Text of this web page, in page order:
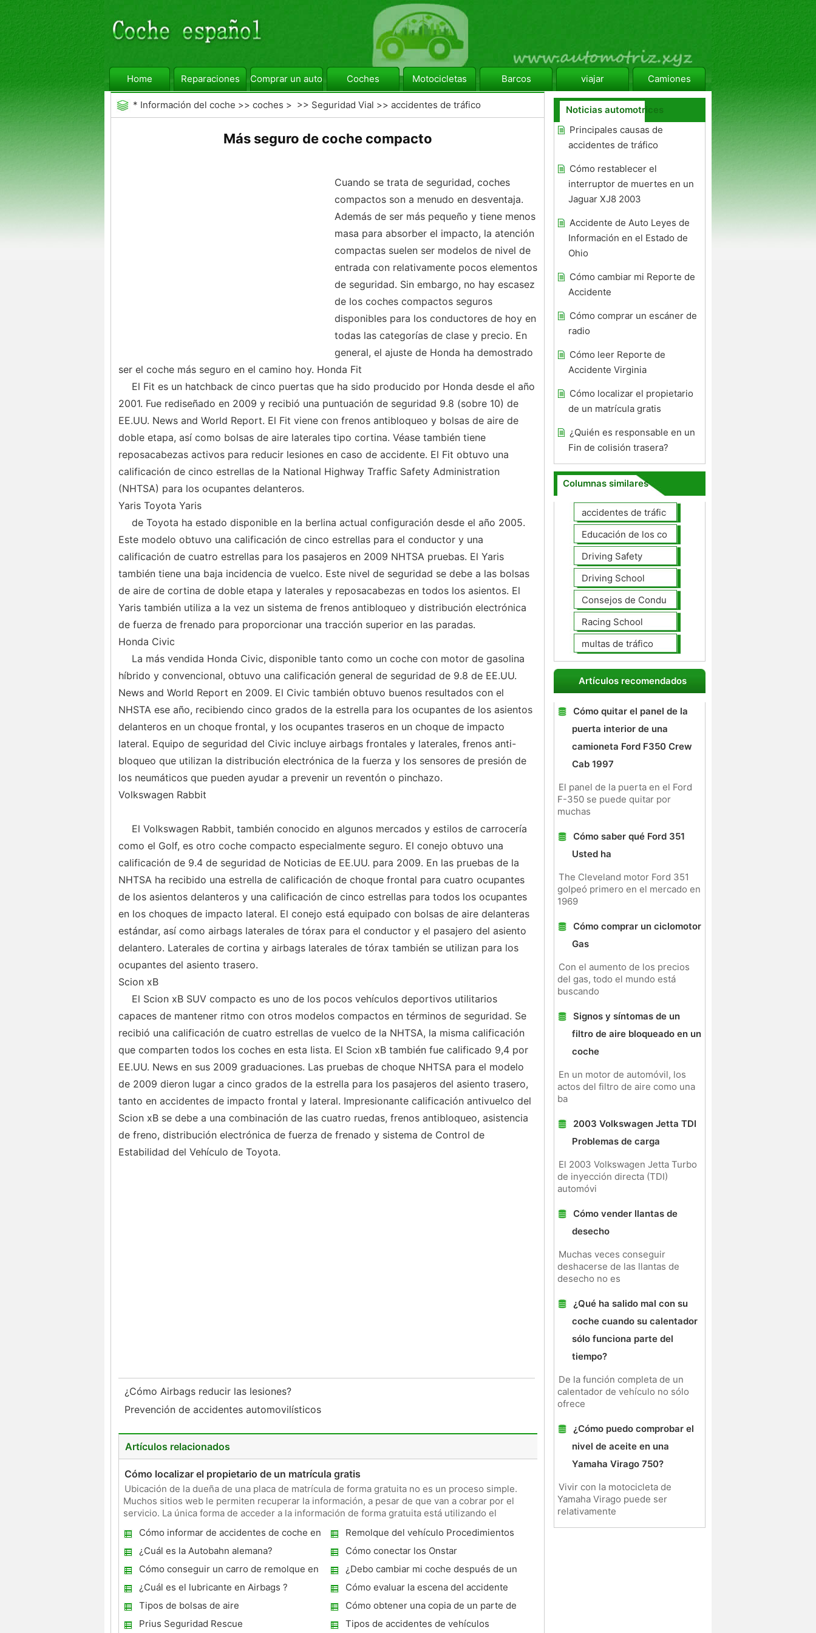
Home Reparaciones Comprar un automóvil Coches Motocicletas Barcos viajar Camiones
* Información del coche >> coches > >> Seguridad Vial >> accidentes de tráfico
Más seguro de coche compacto
Cuando se trata de seguridad, coches
compactos son a menudo en desventaja.
Además de ser más pequeño y tiene menos
masa para absorber el impacto, la atención
compactas suelen ser modelos de nivel de
entrada con relativamente pocos elementos
de seguridad. Sin embargo, no hay escasez
de los coches compactos seguros
disponibles para los conductores de hoy en
todas las categorías de clase y precio. En
general, el ajuste de Honda ha demostrado
ser el coche más seguro en el camino hoy. Honda Fit
El Fit es un hatchback de cinco puertas que ha sido producido por Honda desde el año
2001. Fue rediseñado en 2009 y recibió una puntuación de seguridad 9.8 (sobre 10) de
EE.UU. News and World Report. El Fit viene con frenos antibloqueo y bolsas de aire de
doble etapa, así como bolsas de aire laterales tipo cortina. Véase también tiene
reposacabezas activos para reducir lesiones en caso de accidente. El Fit obtuvo una
calificación de cinco estrellas de la National Highway Traffic Safety Administration
(NHTSA) para los ocupantes delanteros.
Yaris Toyota Yaris
de Toyota ha estado disponible en la berlina actual configuración desde el año 2005.
Este modelo obtuvo una calificación de cinco estrellas para el conductor y una
calificación de cuatro estrellas para los pasajeros en 2009 NHTSA pruebas. El Yaris
también tiene una baja incidencia de vuelco. Este nivel de seguridad se debe a las bolsas
de aire de cortina de doble etapa y laterales y reposacabezas en todos los asientos. El
Yaris también utiliza a la vez un sistema de frenos antibloqueo y distribución electrónica
de fuerza de frenado para proporcionar una tracción superior en las paradas.
Honda Civic
La más vendida Honda Civic, disponible tanto como un coche con motor de gasolina
híbrido y convencional, obtuvo una calificación general de seguridad de 9.8 de EE.UU.
News and World Report en 2009. El Civic también obtuvo buenos resultados con el
NHSTA ese año, recibiendo cinco grados de la estrella para los ocupantes de los asientos
delanteros en un choque frontal, y los ocupantes traseros en un choque de impacto
lateral. Equipo de seguridad del Civic incluye airbags frontales y laterales, frenos anti-
bloqueo que utilizan la distribución electrónica de la fuerza y ​​los sensores de presión de
los neumáticos que pueden ayudar a prevenir un reventón o pinchazo.
Volkswagen Rabbit
El Volkswagen Rabbit, también conocido en algunos mercados y estilos de carrocería
como el Golf, es otro coche compacto especialmente seguro. El conejo obtuvo una
calificación de 9.4 de seguridad de Noticias de EE.UU. para 2009. En las pruebas de la
NHTSA ha recibido una estrella de calificación de choque frontal para cuatro ocupantes
de los asientos delanteros y una calificación de cinco estrellas para todos los ocupantes
en los choques de impacto lateral. El conejo está equipado con bolsas de aire delanteras
estándar, así como airbags laterales de tórax para el conductor y el pasajero del asiento
delantero. Laterales de cortina y airbags laterales de tórax también se utilizan para los
ocupantes del asiento trasero.
Scion xB
El Scion xB SUV compacto es uno de los pocos vehículos deportivos utilitarios
capaces de mantener ritmo con otros modelos compactos en términos de seguridad. Se
recibió una calificación de cuatro estrellas de vuelco de la NHTSA, la misma calificación
que comparten todos los coches en esta lista. El Scion xB también fue calificado 9,4 por
EE.UU. News en sus 2009 graduaciones. Las pruebas de choque NHTSA para el modelo
de 2009 dieron lugar a cinco grados de la estrella para los pasajeros del asiento trasero,
tanto en accidentes de impacto frontal y lateral. Impresionante calificación antivuelco del
Scion xB se debe a una combinación de las cuatro ruedas, frenos antibloqueo, asistencia
de freno, distribución electrónica de fuerza de frenado y sistema de Control de
Estabilidad del Vehículo de Toyota.
¿Cómo Airbags reducir las lesiones?
Prevención de accidentes automovilísticos
Artículos relacionados
Cómo localizar el propietario de un matrícula gratis
Ubicación de la dueña de una placa de matrícula de forma gratuita no es un proceso simple.
Muchos sitios web le permiten recuperar la información, a pesar de que van a cobrar por el
servicio. La única forma de acceder a la información de forma gratuita está utilizando el
Cómo informar de accidentes de coche en
Ontario
Remolque del vehículo Procedimientos
¿Cuál es la Autobahn alemana?
Cómo conectar los Onstar
Cómo conseguir un carro de remolque en
caso de emergencia
¿Debo cambiar mi coche después de un
accidente de tráfico?
¿Cuál es el lubricante en Airbags ?
Cómo evaluar la escena del accidente
Tipos de bolsas de aire
Cómo obtener una copia de un parte de
accidente de la Policía
Prius Seguridad Rescue Tipos de accidentes de vehículos
Noticias automotrices
Principales causas de
accidentes de tráfico
Cómo restablecer el
interruptor de muertes en un
Jaguar XJ8 2003
Accidente de Auto Leyes de
Información en el Estado de
Ohio
Cómo cambiar mi Reporte de
Accidente
Cómo comprar un escáner de
radio
Cómo leer Reporte de
Accidente Virginia
Cómo localizar el propietario
de un matrícula gratis
¿Quién es responsable en un
Fin de colisión trasera?
Columnas similares
accidentes de tráfico
Educación de los conductores
Driving Safety
Driving School
Consejos de Conducción
Racing School
multas de tráfico
Artículos recomendados
Cómo quitar el panel de la
puerta interior de una
camioneta Ford F350 Crew
Cab 1997
El panel de la puerta en el Ford
F-350 se puede quitar por
muchas
Cómo saber qué Ford 351
Usted ha
The Cleveland motor Ford 351
golpeó primero en el mercado en
1969
Cómo comprar un ciclomotor
Gas
Con el aumento de los precios
del gas, todo el mundo está
buscando
Signos y síntomas de un
filtro de aire bloqueado en un
coche
En un motor de automóvil, los
actos del filtro de aire como una
ba
2003 Volkswagen Jetta TDI
Problemas de carga
El 2003 Volkswagen Jetta Turbo
de inyección directa (TDI)
automóvi
Cómo vender llantas de
desecho
Muchas veces conseguir
deshacerse de las llantas de
desecho no es
¿Qué ha salido mal con su
coche cuando su calentador
sólo funciona parte del
tiempo?
De la función completa de un
calentador de vehículo no sólo
ofrece
¿Cómo puedo comprobar el
nivel de aceite en una
Yamaha Virago 750?
Vivir con la motocicleta de
Yamaha Virago puede ser
relativamente